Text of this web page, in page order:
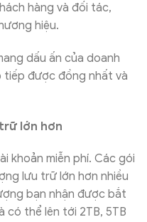
hàng và đối tác,
hiệu.
dấu ấn của doanh
tiếp được đồng nhất và
lớn hơn
khoản miễn phí. Các gói
lưu trữ lớn hơn nhiều
bạn nhận được bắt
có thể lên tới 2TB, 5TB